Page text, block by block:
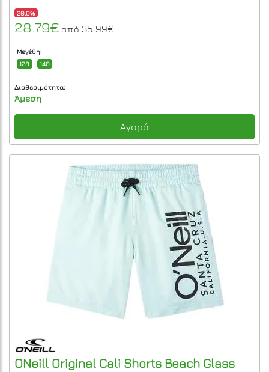
20.0%
28.79€ από 35.99€
Μεγέθη:
128
140
Διαθεσιμότητα:
Άμεση
Αγορά
ONeill Original Cali Shorts Beach Glass